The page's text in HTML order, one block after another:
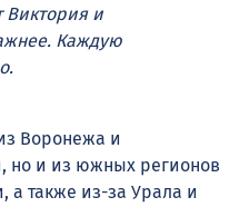
Виктория и
Каждую
Воронежа и
но и из южных регионов
а также из-за Урала и